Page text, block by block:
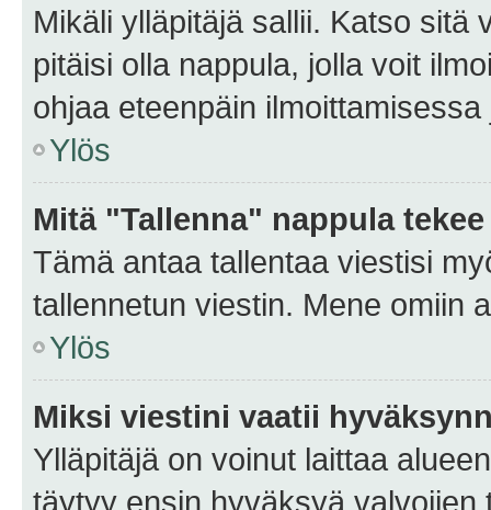
Mikäli ylläpitäjä sallii. Katso sitä
pitäisi olla nappula, jolla voit
ohjaa eteenpäin
Ylös
Mitä "Tallenna" nappula
Tämä antaa tallentaa viestisi
tallennetun viestin. Mene omiin
Ylös
Miksi viestini vaatii
Ylläpitäjä on voinut laittaa
täytyy ensin hyväksyä